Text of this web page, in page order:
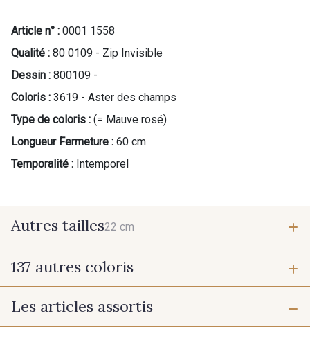
Article n° : 0001 1558
Qualité : 80 0109 - Zip Invisible
Dessin : 800109 -
Coloris : 3619 - Aster des champs
Type de coloris : (= Mauve rosé)
Longueur Fermeture : 60 cm
Temporalité : Intemporel
Autres tailles22 cm
22 cm
137 autres coloris
9700 - Noir
Les articles assortis